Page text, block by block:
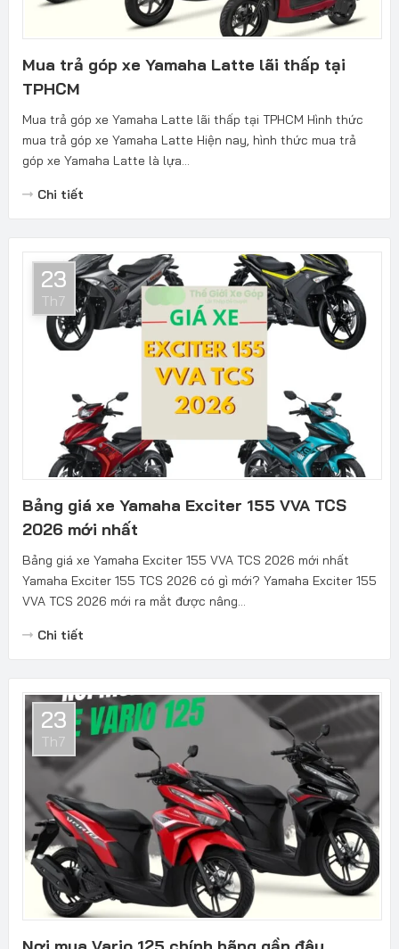
Mua trả góp xe Yamaha Latte lãi thấp tại
TPHCM
Mua trả góp xe Yamaha Latte lãi thấp tại TPHCM Hình thức
mua trả góp xe Yamaha Latte Hiện nay, hình thức mua trả
góp xe Yamaha Latte là lựa...
Chi tiết
23
Th7
Bảng giá xe Yamaha Exciter 155 VVA TCS
2026 mới nhất
Bảng giá xe Yamaha Exciter 155 VVA TCS 2026 mới nhất
Yamaha Exciter 155 TCS 2026 có gì mới? Yamaha Exciter 155
VVA TCS 2026 mới ra mắt được nâng...
Chi tiết
23
Th7